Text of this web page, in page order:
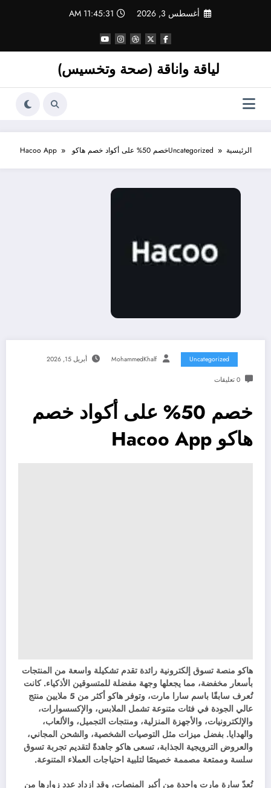
أغسطس 3, 2026 11:45:32 AM
لياقة واناقة (صحة وتخسيس)
الرئيسية Uncategorizedخصم 50% على أكواد خصم هاكو Hacoo App
Uncategorized
MohammedKhalf أبريل 15, 2026
0 تعليقات
خصم 50% على أكواد خصم
هاكو Hacoo App
هاكو منصة تسوق إلكترونية رائدة تقدم تشكيلة واسعة من المنتجات
بأسعار مخفضة، مما يجعلها وجهة مفضلة للمتسوقين الأذكياء. كانت
تُعرف سابقًا باسم سارا مارت، وتوفر هاكو أكثر من 5 ملايين منتج
عالي الجودة في فئات متنوعة تشمل الملابس، والإكسسوارات،
والإلكترونيات، والأجهزة المنزلية، ومنتجات التجميل، والألعاب،
والهدايا. بفضل ميزات مثل التوصيات الشخصية، والشحن المجاني،
والعروض الترويجية الجذابة، تسعى هاكو جاهدةً لتقديم تجربة تسوق
سلسة وممتعة مصممة خصيصًا لتلبية احتياجات العملاء المتنوعة.
تُعدّ سارة مارت واحدة من أكبر المنصات، وقد ازداد عدد زوارها من